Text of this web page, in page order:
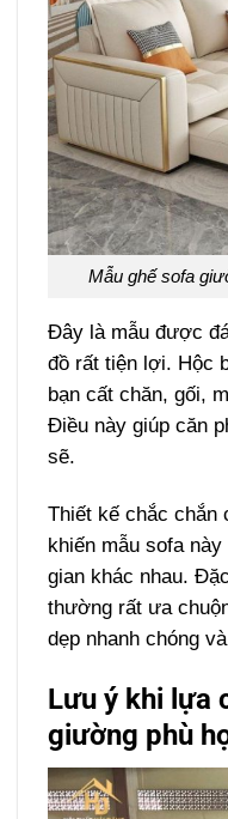
Mẫu ghế sofa
Đây là mẫu được
đồ rất tiện lợi. Hộc
bạn cất chăn, gối,
Điều này giúp căn
sẽ.
Thiết kế chắc chắn
khiến mẫu sofa
gian khác nhau.
thường rất ưa
dẹp nhanh chóng
Lưu ý khi lựa
giường phù